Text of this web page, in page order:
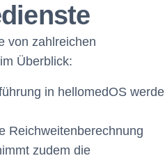
von zahlreichen
Überblick:
in hellomedOS
Reichweitenberechnung
zudem die